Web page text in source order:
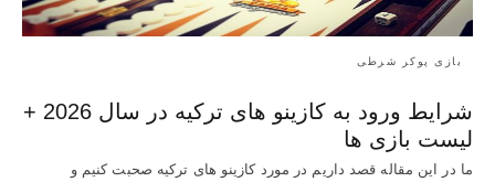
بازی پوکر شرطی
شرایط ورود به کازینو های ترکیه در سال 2026 +
لیست بازی ها
ما در این مقاله قصد داریم در مورد کازینو های ترکیه صحبت کنیم و